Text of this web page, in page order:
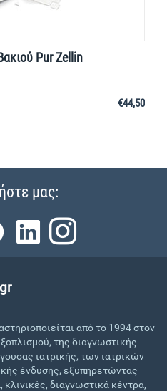
Pur Zellin
€44,50
μας:
από το 1994 στον
της διαγνωστικής
ιατρικής, των ιατρικών
ένδυσης, εξυπηρετώντας
κλινικές, διαγνωστικά κέντρα,